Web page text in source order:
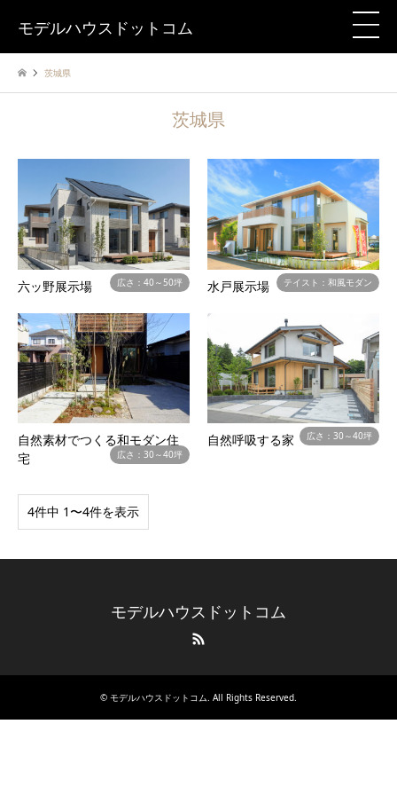
モデルハウスドットコム
茨城県
茨城県
六ッ野展示場 広さ：40～50坪 水戸展示場 テイスト：和風モダン
自然素材でつくる和モダン住
宅
広さ：30～40坪
自然呼吸する家 広さ：30～40坪
4件中 1〜4件を表示
モデルハウスドットコム
© モデルハウスドットコム. All Rights Reserved.